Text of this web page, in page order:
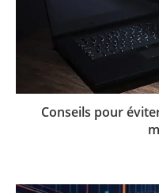
Conseils pour